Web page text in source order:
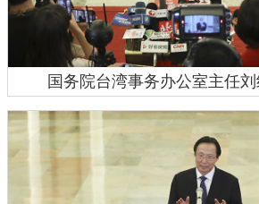
国务院台湾事务办公室主任